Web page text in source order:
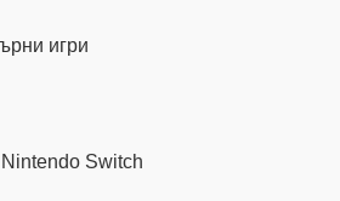
игри
Switch